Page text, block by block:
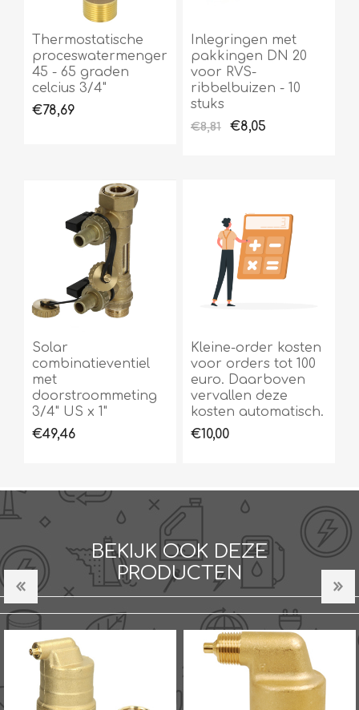
Thermostatische
proceswatermenger
45 - 65 graden
celcius 3/4"
€78,69
Inlegringen met
pakkingen DN 20
voor RVS-
ribbelbuizen - 10
stuks
€8,81 €8,05
Solar
combinatieventiel
met
doorstroommeting
3/4" US x 1"
€49,46
Kleine-order kosten
voor orders tot 100
euro. Daarboven
vervallen deze
kosten automatisch.
€10,00
BEKIJK OOK DEZE
PRODUCTEN